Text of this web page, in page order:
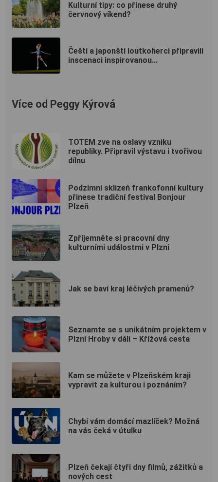
Kulturní tipy: co přinese druhý
červnový víkend?
Čeští a japonští loutkoherci připravili
inscenaci inspirovanou...
Více od Peggy Kýrová
TOTEM zve na oslavy vzniku
republiky. Připravil výstavu i tvořivou
dílnu
Podzimní sklizeň frankofonní kultury
přinese tradiční festival Bonjour
Plzeň
Zpříjemněte si pracovní dny
kulturními událostmi v Plzni
Jak se baví kraj léčivých pramenů?
Seznamte se s unikátním projektem v
Plzni Hroby v dáli – Křížová cesta
Kam se můžete v Plzeňském kraji
vypravit za kulturou i poznáním?
Chybí vám domácí mazlíček? Možná
na vás čeká v útulku
Plzeň čekají čtyři dny filmů, zážitků a
nových cest